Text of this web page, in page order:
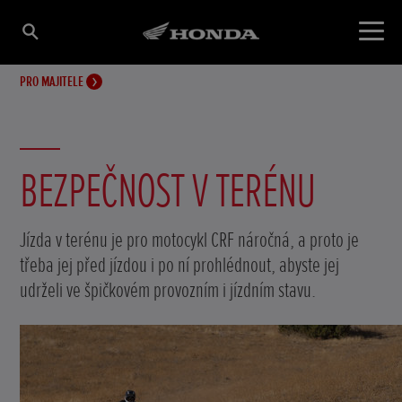
PRO MAJITELE
BEZPEČNOST V TERÉNU
Jízda v terénu je pro motocykl CRF náročná, a proto je
třeba jej před jízdou i po ní prohlédnout, abyste jej
udrželi ve špičkovém provozním i jízdním stavu.